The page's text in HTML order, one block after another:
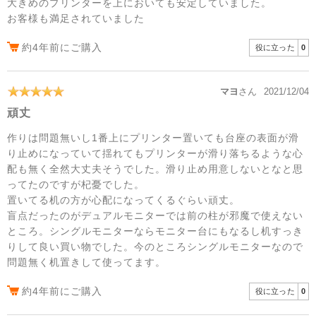
大きめのプリンターを上においても安定していました。
お客様も満足されていました
約4年前にご購入 役に立った 0
マヨ さん 2021/12/04
頑丈
作りは問題無いし1番上にプリンター置いても台座の表面が滑
り止めになっていて揺れてもプリンターが滑り落ちるような心
配も無く全然大丈夫そうでした。滑り止め用意しないとなと思
ってたのですが杞憂でした。
置いてる机の方が心配になってくるぐらい頑丈。
盲点だったのがデュアルモニターでは前の柱が邪魔で使えない
ところ。シングルモニターならモニター台にもなるし机すっき
りして良い買い物でした。今のところシングルモニターなので
問題無く机置きして使ってます。
約4年前にご購入 役に立った 0